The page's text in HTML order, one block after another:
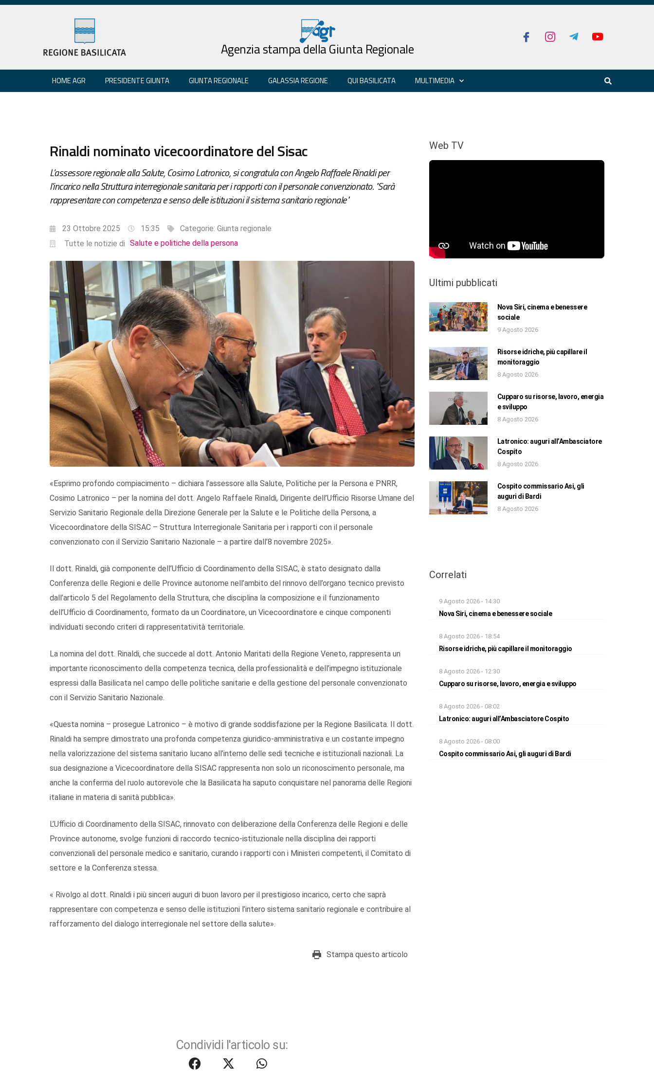
Agenzia stampa della Giunta Regionale
HOME AGR PRESIDENTE GIUNTA GIUNTA REGIONALE GALASSIA REGIONE QUI BASILICATA MULTIMEDIA
Rinaldi nominato vicecoordinatore del Sisac
L'assessore regionale alla Salute, Cosimo Latronico, si congratula con Angelo Raffaele Rinaldi per
l'incarico nella Struttura interregionale sanitaria per i rapporti con il personale convenzionato. "Sarà
rappresentare con competenza e senso delle istituzioni il sistema sanitario regionale"
23 Ottobre 2025 15:35 Categorie: Giunta regionale
Tutte le notizie di Salute e politiche della persona
«Esprimo profondo compiacimento – dichiara l’assessore alla Salute, Politiche per la Persona e PNRR,
Cosimo Latronico – per la nomina del dott. Angelo Raffaele Rinaldi, Dirigente dell’Ufficio Risorse Umane del
Servizio Sanitario Regionale della Direzione Generale per la Salute e le Politiche della Persona, a
Vicecoordinatore della SISAC – Struttura Interregionale Sanitaria per i rapporti con il personale
convenzionato con il Servizio Sanitario Nazionale – a partire dall’8 novembre 2025».
Il dott. Rinaldi, già componente dell’Ufficio di Coordinamento della SISAC, è stato designato dalla
Conferenza delle Regioni e delle Province autonome nell’ambito del rinnovo dell’organo tecnico previsto
dall’articolo 5 del Regolamento della Struttura, che disciplina la composizione e il funzionamento
dell’Ufficio di Coordinamento, formato da un Coordinatore, un Vicecoordinatore e cinque componenti
individuati secondo criteri di rappresentatività territoriale.
La nomina del dott. Rinaldi, che succede al dott. Antonio Maritati della Regione Veneto, rappresenta un
importante riconoscimento della competenza tecnica, della professionalità e dell’impegno istituzionale
espressi dalla Basilicata nel campo delle politiche sanitarie e della gestione del personale convenzionato
con il Servizio Sanitario Nazionale.
«Questa nomina – prosegue Latronico – è motivo di grande soddisfazione per la Regione Basilicata. Il dott.
Rinaldi ha sempre dimostrato una profonda competenza giuridico-amministrativa e un costante impegno
nella valorizzazione del sistema sanitario lucano all’interno delle sedi tecniche e istituzionali nazionali. La
sua designazione a Vicecoordinatore della SISAC rappresenta non solo un riconoscimento personale, ma
anche la conferma del ruolo autorevole che la Basilicata ha saputo conquistare nel panorama delle Regioni
italiane in materia di sanità pubblica».
L’Ufficio di Coordinamento della SISAC, rinnovato con deliberazione della Conferenza delle Regioni e delle
Province autonome, svolge funzioni di raccordo tecnico-istituzionale nella disciplina dei rapporti
convenzionali del personale medico e sanitario, curando i rapporti con i Ministeri competenti, il Comitato di
settore e la Conferenza stessa.
« Rivolgo al dott. Rinaldi i più sinceri auguri di buon lavoro per il prestigioso incarico, certo che saprà
rappresentare con competenza e senso delle istituzioni l’intero sistema sanitario regionale e contribuire al
rafforzamento del dialogo interregionale nel settore della salute».
Stampa questo articolo
Condividi l'articolo su:
Web TV
Ultimi pubblicati
Nova Siri, cinema e benessere
sociale
9 Agosto 2026
Risorse idriche, più capillare il
monitoraggio
8 Agosto 2026
Cupparo su risorse, lavoro, energia
e sviluppo
8 Agosto 2026
Latronico: auguri all’Ambasciatore
Cospito
8 Agosto 2026
Cospito commissario Asi, gli
auguri di Bardi
8 Agosto 2026
Correlati
9 Agosto 2026 - 14:30
Nova Siri, cinema e benessere sociale
8 Agosto 2026 - 18:54
Risorse idriche, più capillare il monitoraggio
8 Agosto 2026 - 12:30
Cupparo su risorse, lavoro, energia e sviluppo
8 Agosto 2026 - 08:02
Latronico: auguri all’Ambasciatore Cospito
8 Agosto 2026 - 08:00
Cospito commissario Asi, gli auguri di Bardi